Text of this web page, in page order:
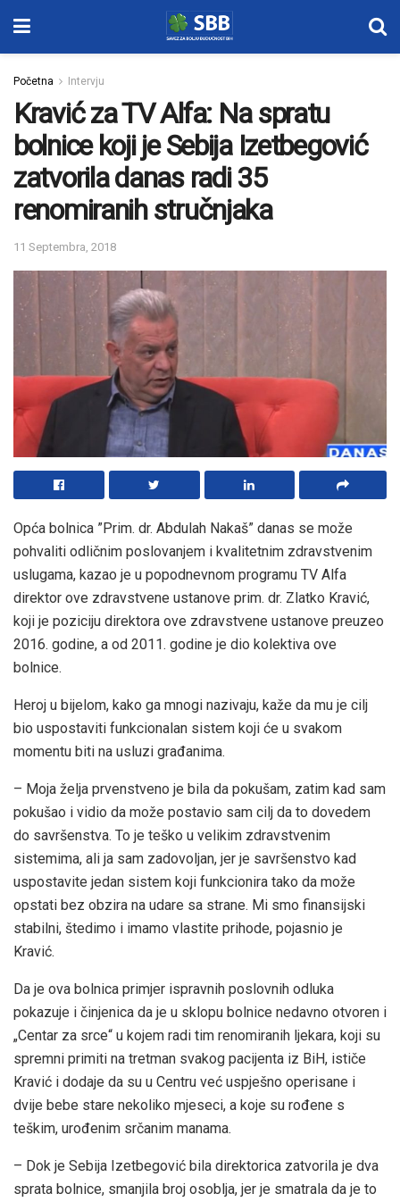
Početna Intervju
Kravić za TV Alfa: Na spratu
bolnice koji je Sebija Izetbegović
zatvorila danas radi 35
renomiranih stručnjaka
11 Septembra, 2018
Opća bolnica ”Prim. dr. Abdulah Nakaš” danas se može
pohvaliti odličnim poslovanjem i kvalitetnim zdravstvenim
uslugama, kazao je u popodnevnom programu TV Alfa
direktor ove zdravstvene ustanove prim. dr. Zlatko Kravić,
koji je poziciju direktora ove zdravstvene ustanove preuzeo
2016. godine, a od 2011. godine je dio kolektiva ove
bolnice.
Heroj u bijelom, kako ga mnogi nazivaju, kaže da mu je cilj
bio uspostaviti funkcionalan sistem koji će u svakom
momentu biti na usluzi građanima.
– Moja želja prvenstveno je bila da pokušam, zatim kad sam
pokušao i vidio da može postavio sam cilj da to dovedem
do savršenstva. To je teško u velikim zdravstvenim
sistemima, ali ja sam zadovoljan, jer je savršenstvo kad
uspostavite jedan sistem koji funkcionira tako da može
opstati bez obzira na udare sa strane. Mi smo finansijski
stabilni, štedimo i imamo vlastite prihode, pojasnio je
Kravić.
Da je ova bolnica primjer ispravnih poslovnih odluka
pokazuje i činjenica da je u sklopu bolnice nedavno otvoren i
„Centar za srce“ u kojem radi tim renomiranih ljekara, koji su
spremni primiti na tretman svakog pacijenta iz BiH, ističe
Kravić i dodaje da su u Centru već uspješno operisane i
dvije bebe stare nekoliko mjeseci, a koje su rođene s
teškim, urođenim srčanim manama.
– Dok je Sebija Izetbegović bila direktorica zatvorila je dva
sprata bolnice, smanjila broj osoblja, jer je smatrala da je to